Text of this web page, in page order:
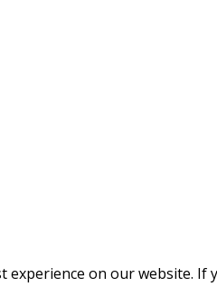
experience on our website.